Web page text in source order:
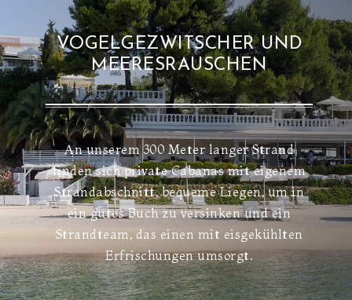
VOGELGEZWITSCHER UND
MEERESRAUSCHEN
An unserem 300 Meter langer Strand
finden sich private Cabanas mit eigenem
Strandabschnitt, bequeme Liegen, um in
ein gutes Buch zu versinken und ein
Strandteam, das einen mit eisgekühlten
Erfrischungen umsorgt.